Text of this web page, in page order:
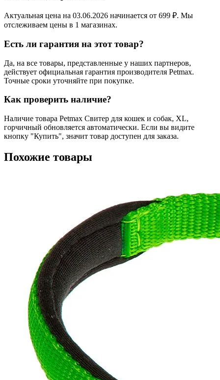
Актуальная цена на 03.06.2026 начинается от 699 ₽. Мы
отслеживаем цены в 1 магазинах.
Есть ли гарантия на этот товар?
Да, на все товары, представленные у наших партнеров,
действует официальная гарантия производителя Petmax.
Точные сроки уточняйте при покупке.
Как проверить наличие?
Наличие товара Petmax Свитер для кошек и собак, XL,
горчичный обновляется автоматически. Если вы видите
кнопку "Купить", значит товар доступен для заказа.
Похожие товары